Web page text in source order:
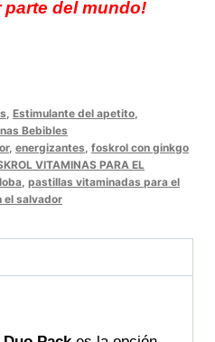
del mundo!
, Estimulante del apetito,
Bebibles
, energizantes, foskrol con ginkgo
VITAMINAS PARA EL
, pastillas vitaminadas para el
el salvador